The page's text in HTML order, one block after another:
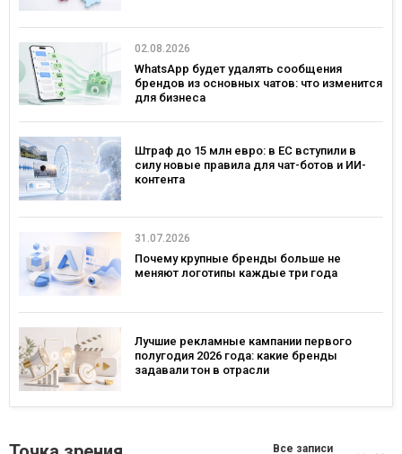
02.08.2026
WhatsApp будет удалять сообщения
брендов из основных чатов: что изменится
для бизнеса
Штраф до 15 млн евро: в ЕС вступили в
силу новые правила для чат-ботов и ИИ-
контента
31.07.2026
Почему крупные бренды больше не
меняют логотипы каждые три года
Лучшие рекламные кампании первого
полугодия 2026 года: какие бренды
задавали тон в отрасли
Все записи